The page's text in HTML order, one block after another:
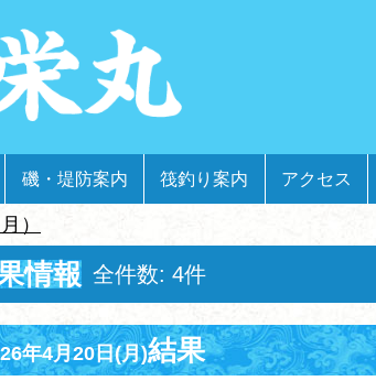
磯・堤防案内 筏釣り案内 アクセス
）
情報 全件数: 4件
年4月20日(月)結果